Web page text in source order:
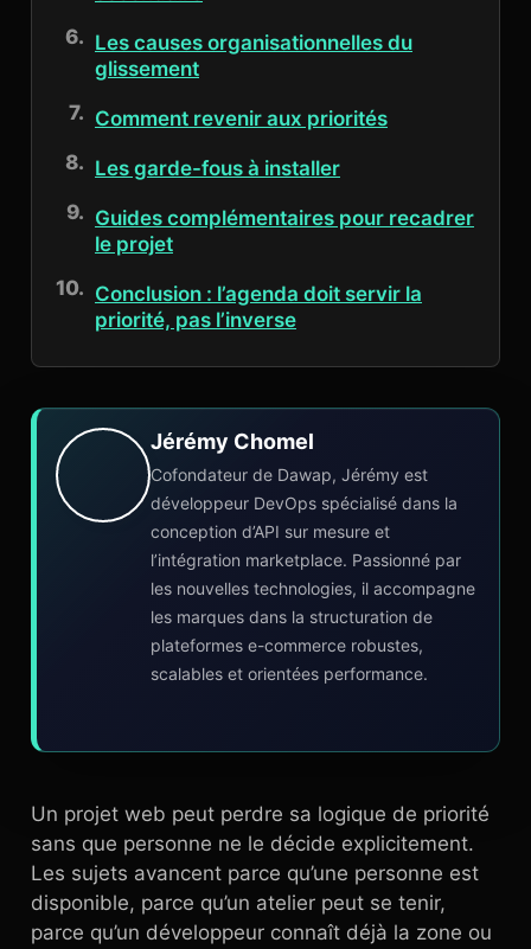
Les causes organisationnelles du
glissement
Comment revenir aux priorités
Les garde-fous à installer
Guides complémentaires pour recadrer
le projet
Conclusion : l’agenda doit servir la
priorité, pas l’inverse
Jérémy Chomel
Cofondateur de Dawap, Jérémy est
développeur DevOps spécialisé dans la
conception d’API sur mesure et
l’intégration marketplace. Passionné par
les nouvelles technologies, il accompagne
les marques dans la structuration de
plateformes e-commerce robustes,
scalables et orientées performance.
Un projet web peut perdre sa logique de priorité
sans que personne ne le décide explicitement.
Les sujets avancent parce qu’une personne est
disponible, parce qu’un atelier peut se tenir,
parce qu’un développeur connaît déjà la zone ou